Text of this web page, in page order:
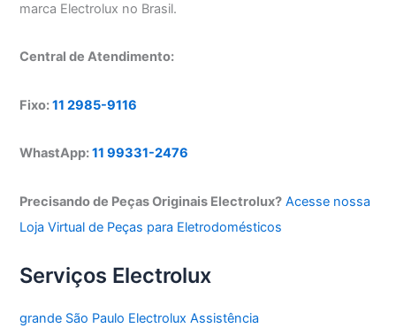
marca Electrolux no Brasil.
Central de Atendimento:
Fixo:11 2985-9116
WhastApp:11 99331-2476
Precisando de Peças Originais Electrolux? Acesse nossa
Loja Virtual de Peças para Eletrodomésticos
Serviços Electrolux
grande São Paulo Electrolux Assistência